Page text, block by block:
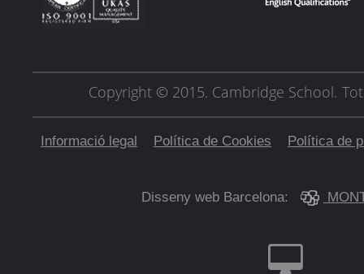
Copyright © 2015. Cambridge School.
Informació legal Política de Cookies Política de
Disseny web Barcelona: